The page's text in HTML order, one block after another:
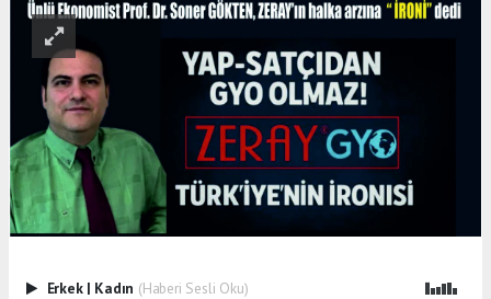
Erkek | Kadın (Haberi Sesli Oku)